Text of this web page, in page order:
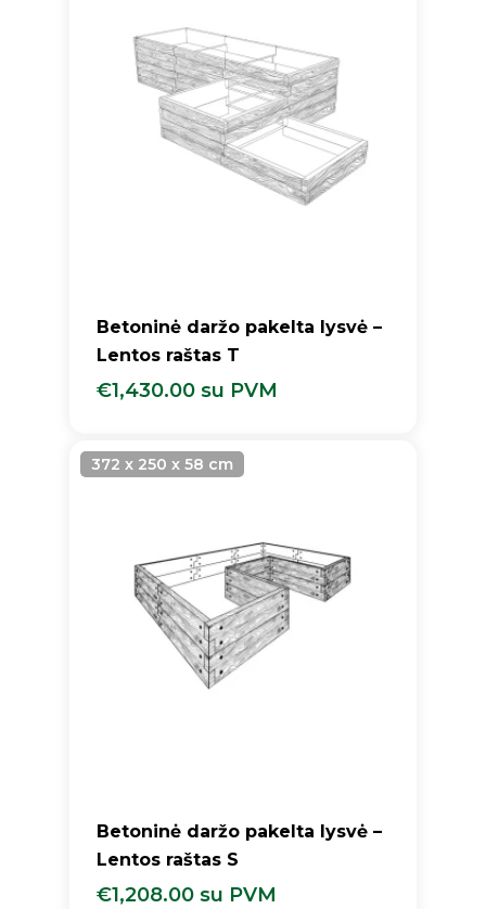
Betoninė daržo pakelta lysvė –
Lentos raštas T
€1,430.00 su PVM
Betoninė daržo pakelta lysvė –
Lentos raštas S
€1,208.00 su PVM
372 x 250 x 58 cm